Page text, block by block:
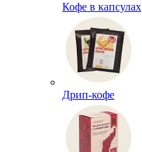
Кофе в капсулах
Дрип-кофе